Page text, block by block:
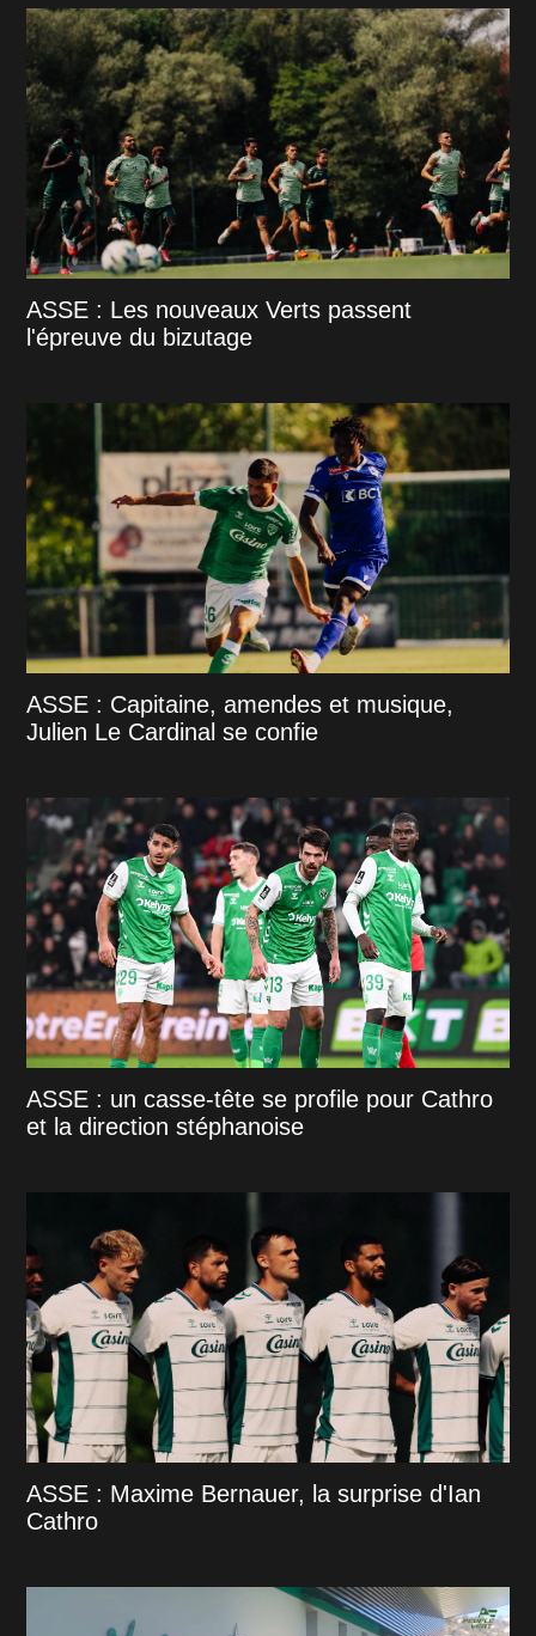
ASSE : Les nouveaux Verts passent
l'épreuve du bizutage
ASSE : Capitaine, amendes et musique,
Julien Le Cardinal se confie
ASSE : un casse-tête se profile pour Cathro
et la direction stéphanoise
ASSE : Maxime Bernauer, la surprise d'Ian
Cathro